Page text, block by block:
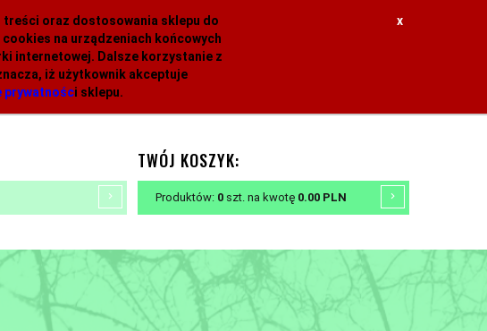
treści oraz dostosowania sklepu do
na urządzeniach końcowych
internetowej. Dalsze korzystanie z
iż użytkownik akceptuje
prywatności sklepu.
x
TWÓJ KOSZYK:
Produktów: 0 szt.na kwotę 0.00 PLN